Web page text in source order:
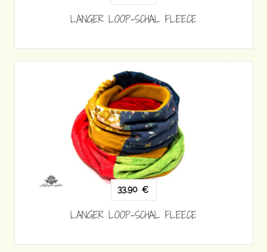
LANGER LOOP-SCHAL FLEECE
33,90 €
LANGER LOOP-SCHAL FLEECE